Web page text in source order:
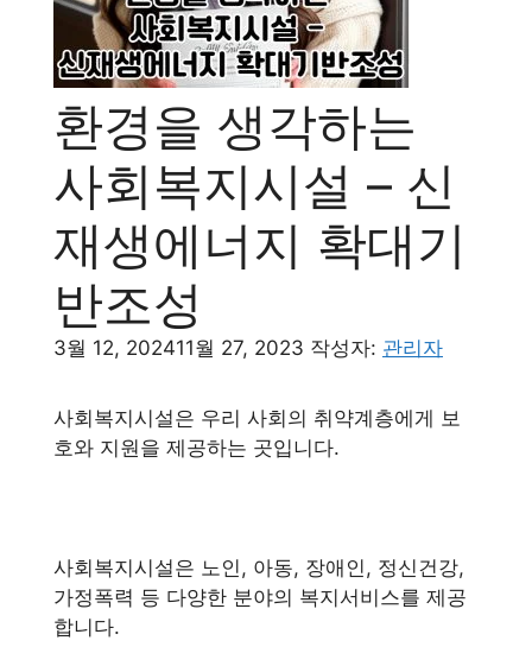
환경을 생각하는
사회복지시설 – 신
재생에너지 확대기
반조성
3월 12, 202411월 27, 2023 작성자: 관리자
사회복지시설은 우리 사회의 취약계층에게 보
호와 지원을 제공하는 곳입니다.
사회복지시설은 노인, 아동, 장애인, 정신건강,
가정폭력 등 다양한 분야의 복지서비스를 제공
합니다.